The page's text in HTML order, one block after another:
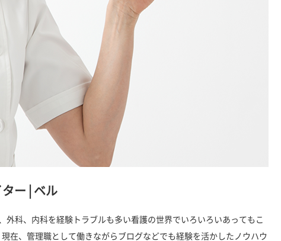
ー ベル
外科、内科を経験トラブルも多い看護の世界でいろいろいあってもこ
在、管理職として働きながらブログなどでも経験を活かしたノウハウ